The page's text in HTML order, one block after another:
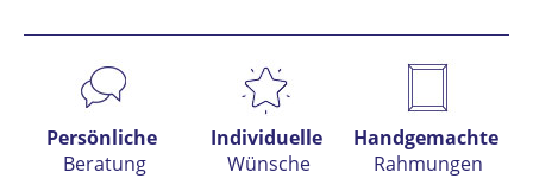
Preis anfragen
Persönliche
Beratung
Individuelle
Wünsche
Handgemachte
Rahmungen